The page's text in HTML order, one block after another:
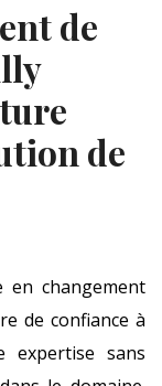
de
de
en changement
de confiance à
expertise sans